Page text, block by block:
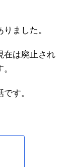
ました。
在は廃止され
す。